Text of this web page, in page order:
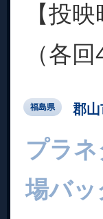
【投
（各回
福島県 郡
プラ
場バッ